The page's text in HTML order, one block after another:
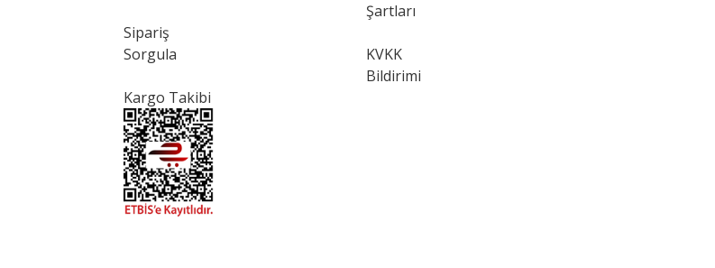
Sipariş
Sorgula
Kargo Takibi
Şartları
KVKK
Bildirimi